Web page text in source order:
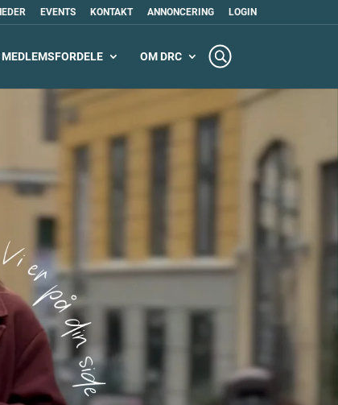
EVENTS KONTAKT ANNONCERING LOGIN
MEDLEMSFORDELE OM DRC